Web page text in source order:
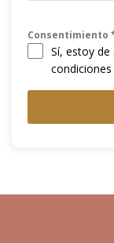
Consentimiento
Sí, estoy
condiciones